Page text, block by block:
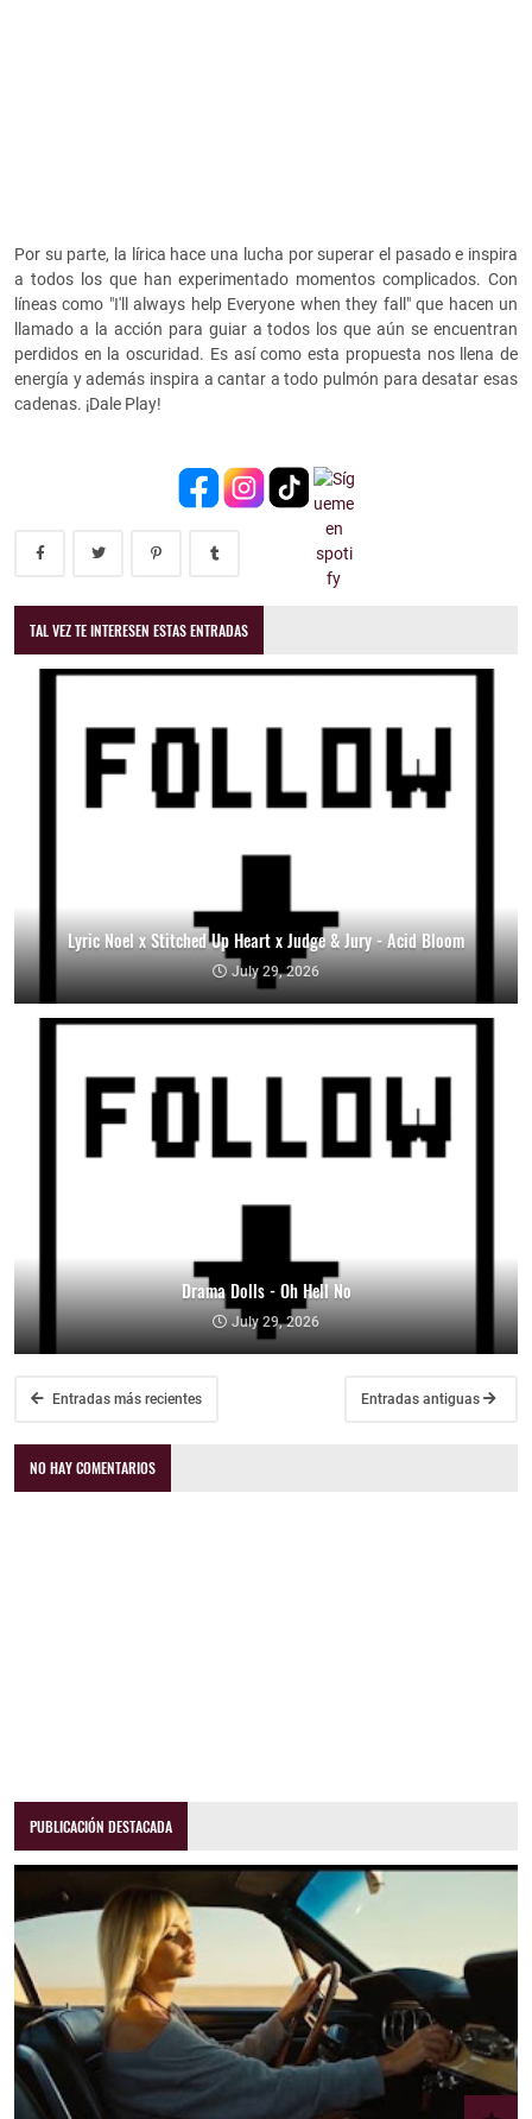
Por su parte, la lírica hace una lucha por superar el pasado e inspira
a todos los que han experimentado momentos complicados. Con
líneas como "I'll always help Everyone when they fall" que hacen un
llamado a la acción para guiar a todos los que aún se encuentran
perdidos en la oscuridad. Es así como esta propuesta nos llena de
energía y además inspira a cantar a todo pulmón para desatar esas
cadenas. ¡Dale Play!
TAL VEZ TE INTERESEN ESTAS ENTRADAS
Lyric Noel x Stitched Up Heart x Judge & Jury - Acid Bloom
July 29, 2026
Drama Dolls - Oh Hell No
July 29, 2026
Entradas más recientes Entradas antiguas
NO HAY COMENTARIOS
PUBLICACIÓN DESTACADA